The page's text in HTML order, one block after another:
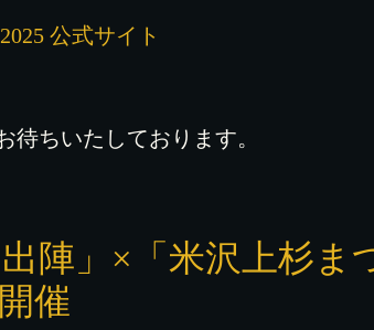
公式サイト
待ちいたしております。
出陣」×「米沢上杉ま
催